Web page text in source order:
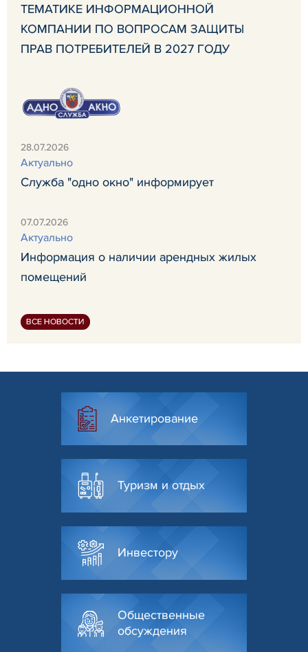
ТЕМАТИКЕ ИНФОРМАЦИОННОЙ
КОМПАНИИ ПО ВОПРОСАМ ЗАЩИТЫ
ПРАВ ПОТРЕБИТЕЛЕЙ В 2027 ГОДУ
28.07.2026
Актуально
Служба "одно окно" информирует
07.07.2026
Актуально
Информация о наличии арендных жилых
помещений
ВСЕ НОВОСТИ
Анкетирование
Туризм и отдых
Инвестору
Общественные
обсуждения